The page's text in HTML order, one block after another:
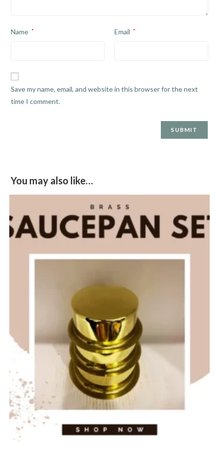
Name * Email *
Save my name, email, and website in this browser for the next
time I comment.
You may also like…